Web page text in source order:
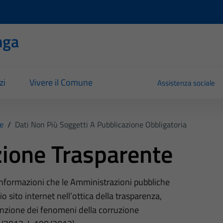
Vivere il Comune Assistenza sociale
/ Dati Non Più Soggetti A Pubblicazione Obbligatoria
Trasparente
che le Amministrazioni pubbliche
sito internet nell’ottica della trasparenza,
dei fenomeni della corruzione